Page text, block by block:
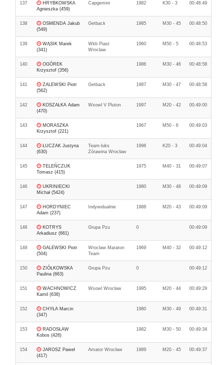
137
HRYBKOWSKA
Agnieszka (459)
Capgemini 1982 K30 - 3 00:48:49
138
OSMENDA Jakub
(549)
Getback 1985 M30 - 45 00:48:50
139
WĄSIK Marek
(341)
Wkb Piast
Wrocław
1960 M50 - 5 00:48:53
140
OGÓREK
Krzysztof (356)
1986 M30 - 46 00:48:58
141
ZALEWSKI Piotr
(562)
Getback 1987 M30 - 47 00:48:58
142
KOSZAŁKA Adam
(470)
Wsowl V Pluton 1997 M20 - 42 00:49:00
143
MORASZKA
Krzysztof (221)
1967 M50 - 6 00:49:03
144
ŁUCZAK Justyna
(630)
Team-luks
Żórawina Wrocław
1996 K20 - 3 00:49:04
145
TELEŃCZUK
Tomasz (415)
1975 M40 - 31 00:49:07
146
UKRINIECKI
Michał (5424)
1980 M30 - 48 00:49:09
147
HORDYNIEC
Adam (237)
Indywidualnie 1988 M20 - 43 00:49:09
148
KOTRYS
Arkadiusz (661)
Grupa Pzu 0 00:49:09
149
GALEWSKI Piotr
(504)
Wrocław Maraton
Team
1969 M40 - 32 00:49:12
150
ZIÓŁKOWSKA
Paulina (663)
Grupa Pzu 0 00:49:12
151
WACHNOWICZ
Kamil (638)
Wsowl Wrocław 1995 M20 - 44 00:49:29
152
CHYŁA Marcin
(347)
1980 M30 - 49 00:49:31
153
RADOSŁAW
Kobos (426)
1982 M30 - 50 00:49:34
154
JAROSZ Paweł
(417)
Amator Wrocław 1989 M20 - 45 00:49:37